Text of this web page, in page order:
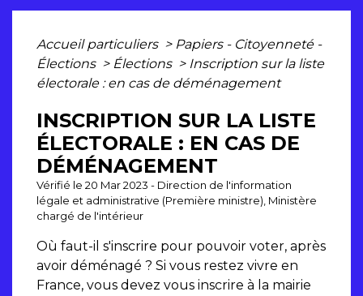
Accueil particuliers > Papiers - Citoyenneté -
Élections > Élections > Inscription sur la liste
électorale : en cas de déménagement
INSCRIPTION SUR LA LISTE
ÉLECTORALE : EN CAS DE
DÉMÉNAGEMENT
Vérifié le 20 Mar 2023 - Direction de l'information
légale et administrative (Première ministre), Ministère
chargé de l'intérieur
Où faut-il s'inscrire pour pouvoir voter, après
avoir déménagé ? Si vous restez vivre en
France, vous devez vous inscrire à la mairie